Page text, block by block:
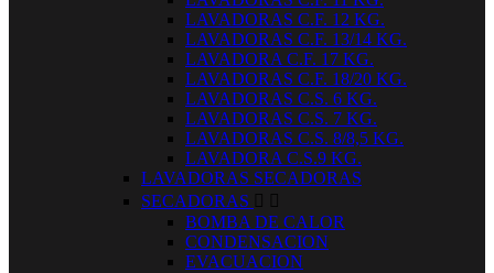
LAVADORAS C.F. 12 KG.
LAVADORAS C.F. 13/14 KG.
LAVADORA C.F. 17 KG.
LAVADORAS C.F. 18/20 KG.
LAVADORAS C.S. 6 KG.
LAVADORAS C.S. 7 KG.
LAVADORAS C.S. 8/8,5 KG.
LAVADORA C.S.9 KG.
LAVADORAS SECADORAS
SECADORAS  
BOMBA DE CALOR
CONDENSACION
EVACUACION